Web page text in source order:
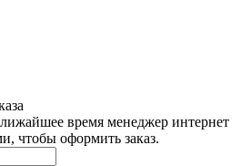
время менеджер интернет
чтобы оформить заказ.